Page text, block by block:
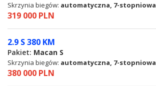
Skrzynia biegów: automatyczna, 7-stopniowa
319 000 PLN
2.9 S 380 KM
Pakiet: Macan S
Skrzynia biegów: automatyczna, 7-stopniowa
380 000 PLN